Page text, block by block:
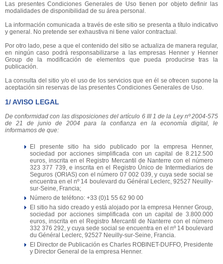
Las presentes Condiciones Generales de Uso tienen por objeto definir las
modalidades de disponibilidad de su área personal.
La información comunicada a través de este sitio se presenta a título indicativo
y general. No pretende ser exhaustiva ni tiene valor contractual.
Por otro lado, pese a que el contenido del sitio se actualiza de manera regular,
en ningún caso podrá responsabilizarse a las empresas Henner y Henner
Group de la modificación de elementos que pueda producirse tras la
publicación.
La consulta del sitio y/o el uso de los servicios que en él se ofrecen supone la
aceptación sin reservas de las presentes Condiciones Generales de Uso.
1/ AVISO LEGAL
De conformidad con las disposiciones del artículo 6 III 1 de la Ley nº 2004-575
de 21 de junio de 2004 para la confianza en la economía digital, le
informamos de que:
El presente sitio ha sido publicado por la empresa Henner,
sociedad por acciones simplificada con un capital de 8.212.500
euros, inscrita en el Registro Mercantil de Nanterre con el número
323 377 739, e inscrita en el Registro Único de Intermediarios de
Seguros (ORIAS) con el número 07 002 039, y cuya sede social se
encuentra en el nº 14 boulevard du Général Leclerc, 92527 Neuilly-
sur-Seine, Francia;
Número de teléfono: +33 (0)1 55 62 90 00
El sitio ha sido creado y está alojado por la empresa Henner Group,
sociedad por acciones simplificada con un capital de 3.800.000
euros, inscrita en el Registro Mercantil de Nanterre con el número
332 376 292, y cuya sede social se encuentra en el nº 14 boulevard
du Général Leclerc, 92527 Neuilly-sur-Seine, Francia.
El Director de Publicación es Charles ROBINET-DUFFO, Presidente
y Director General de la empresa Henner.